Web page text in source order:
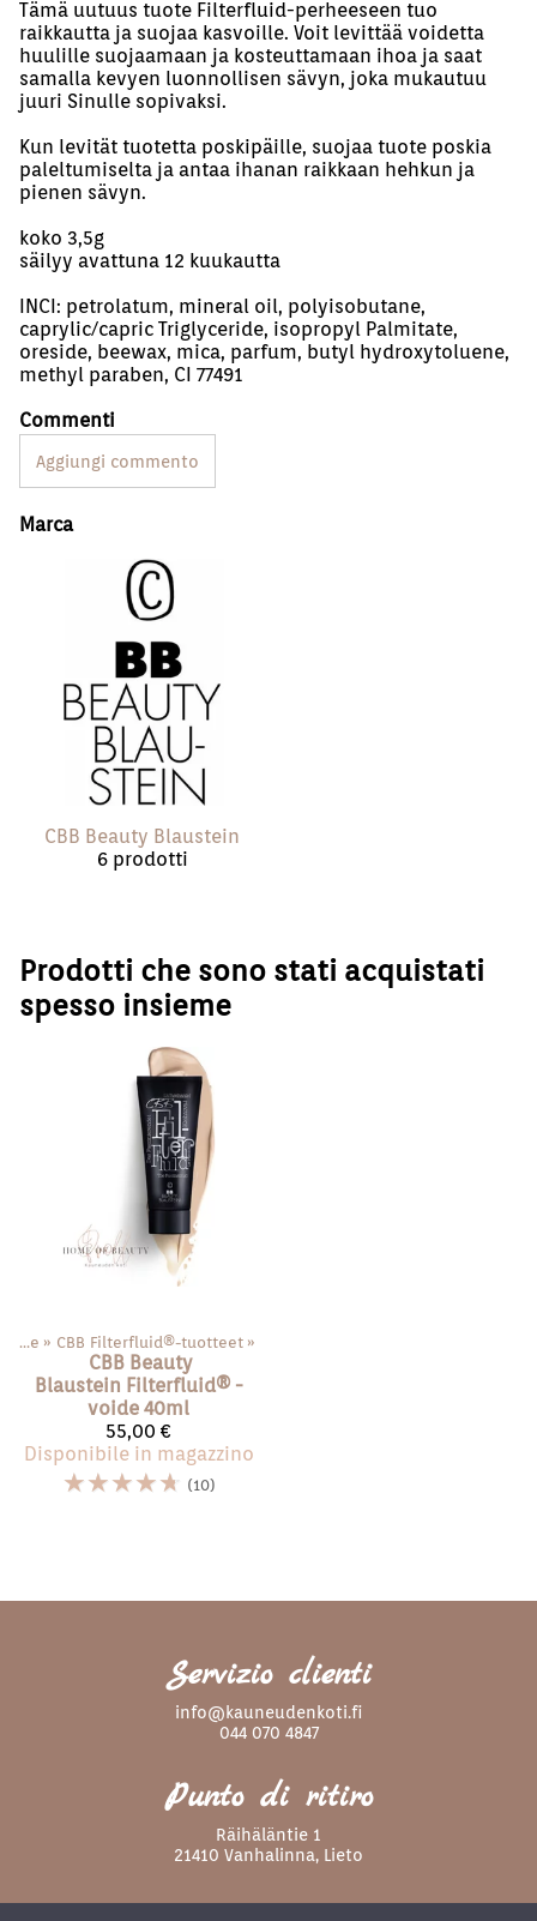
Tämä uutuus tuote Filterfluid-perheeseen tuo
raikkautta ja suojaa kasvoille. Voit levittää voidetta
huulille suojaamaan ja kosteuttamaan ihoa ja saat
samalla kevyen luonnollisen sävyn, joka mukautuu
juuri Sinulle sopivaksi.
Kun levität tuotetta poskipäille, suojaa tuote poskia
paleltumiselta ja antaa ihanan raikkaan hehkun ja
pienen sävyn.
koko 3,5g
säilyy avattuna 12 kuukautta
INCI: petrolatum, mineral oil, polyisobutane,
caprylic/capric Triglyceride, isopropyl Palmitate,
oreside, beewax, mica, parfum, butyl hydroxytoluene,
methyl paraben, CI 77491
Commenti
Aggiungi commento
Marca
CBB Beauty Blaustein
6 prodotti
Prodotti che sono stati acquistati
spesso insieme
Face ‪» CBB Filterfluid®️-tuotteet ‪»
CBB Beauty
Blaustein Filterfluid®️ -
voide 40ml
55,00 €
Disponibile in magazzino
☆☆☆☆☆ (10)
Servizio clienti
info@kauneudenkoti.fi
044 070 4847
Punto di ritiro
Räihäläntie 1
21410 Vanhalinna, Lieto